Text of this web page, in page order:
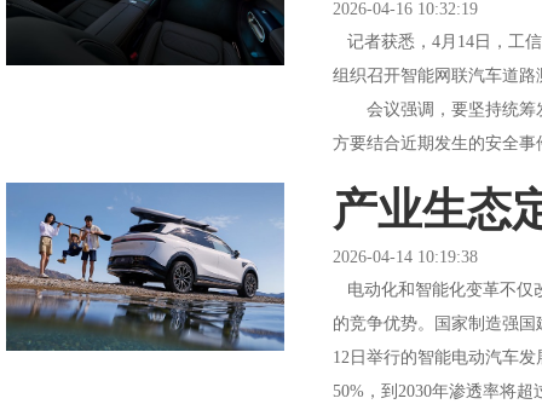
2026-04-16 10:32:19
记者获悉，4月14日，工
组织召开智能网联汽车道
会议强调，要坚持统筹
方要结合近期发生的安全
产业生态
2026-04-14 10:19:38
电动化和智能化变革不仅
的竞争优势。国家制造强
12日举行的智能电动汽车
50%，到2030年渗透率将